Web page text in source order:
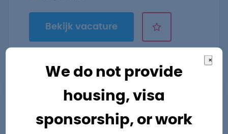
×
We do not provide
housing, visa
sponsorship, or work
Bekijk vacature
Operator Roosendaal
Word operator in de